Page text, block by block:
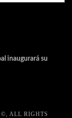
inaugurará su
ALL RIGHTS